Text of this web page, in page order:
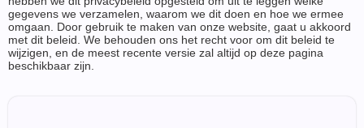
gegevens we verzamelen, waarom we dit doen en hoe we ermee
omgaan. Door gebruik te maken van onze website, gaat u akkoord
met dit beleid. We behouden ons het recht voor om dit beleid te
wijzigen, en de meest recente versie zal altijd op deze pagina
beschikbaar zijn.